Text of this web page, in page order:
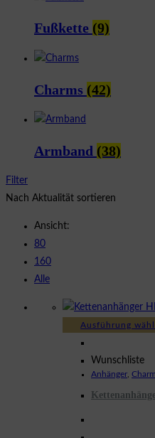
Fußkette (9)
Charms (42)
Armband (38)
Filter
Nach Aktualität sortieren
Ansicht:
80
160
Alle
Ausführung
Wunschliste
Anhänger,